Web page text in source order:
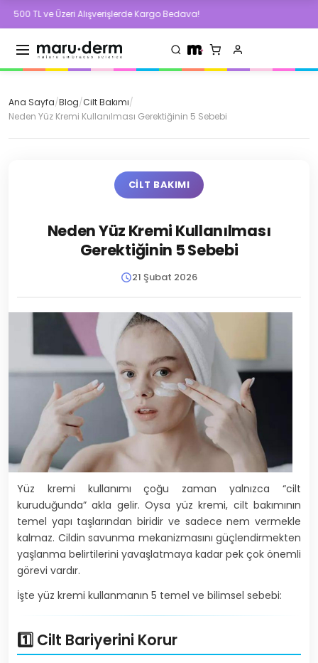
Üzeri Alışverişlerde Kargo Bedava!
Ana Sayfa/Blog/Cilt Bakımı/
Neden Yüz Kremi Kullanılması Gerektiğinin 5 Sebebi
CILT BAKIMI
Neden Yüz Kremi Kullanılması
Gerektiğinin 5 Sebebi
21 Şubat 2026
Yüz kremi kullanımı çoğu zaman yalnızca “cilt
kuruduğunda” akla gelir. Oysa yüz kremi, cilt bakımının
temel yapı taşlarından biridir ve sadece nem vermekle
kalmaz. Cildin savunma mekanizmasını güçlendirmekten
yaşlanma belirtilerini yavaşlatmaya kadar pek çok önemli
görevi vardır.
İşte yüz kremi kullanmanın 5 temel ve bilimsel sebebi:
1️⃣ Cilt Bariyerini Korur